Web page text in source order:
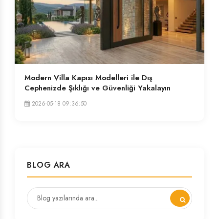
Modern Villa Kapısı Modelleri ile Dış
Cephenizde Şıklığı ve Güvenliği Yakalayın
2026-05-18 09:36:50
BLOG ARA